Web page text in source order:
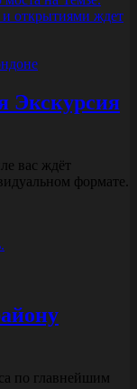
Экскурсия
вас ждёт
формате.
по главнейшим